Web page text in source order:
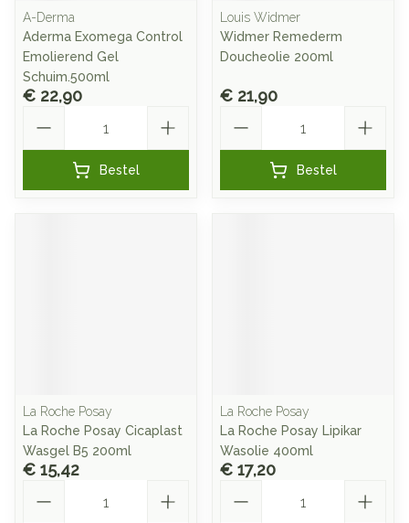
A-Derma
Aderma Exomega Control
Emolierend Gel
Schuim.500ml
€ 22,90
Bestel
Louis Widmer
Widmer Remederm
Doucheolie 200ml
€ 21,90
Bestel
La Roche Posay
La Roche Posay Cicaplast
Wasgel B5 200ml
€ 15,42
La Roche Posay
La Roche Posay Lipikar
Wasolie 400ml
€ 17,20